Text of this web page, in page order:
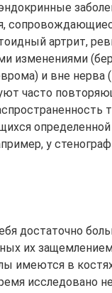
артрит,
изменениями
и вне нерва
часто
определенной
у
достаточно
их
имеются в
исследовано